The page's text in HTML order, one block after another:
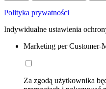
Polityka prywatności
Indywidualne ustawienia
Marketing per Customer-
Za zgodą użytkownika